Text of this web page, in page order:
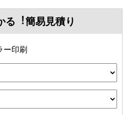
る︕簡易見積り
ー印刷